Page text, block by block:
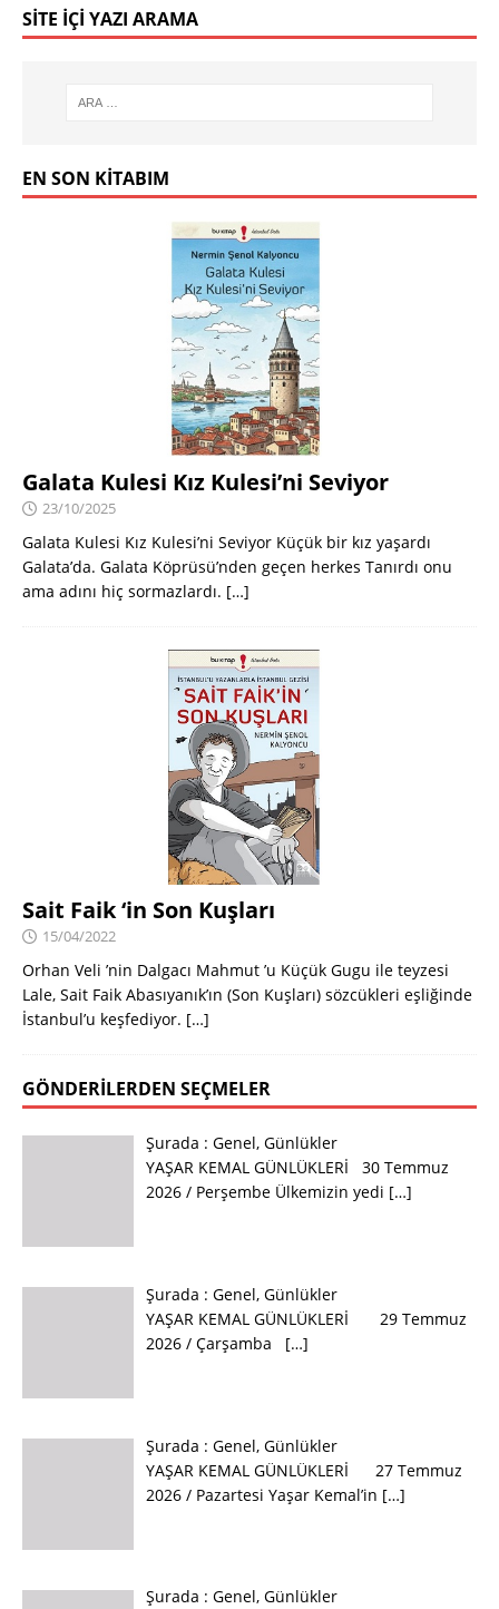
SITE İÇI YAZI ARAMA
EN SON KITABIM
Galata Kulesi Kız Kulesi’ni Seviyor
23/10/2025
Galata Kulesi Kız Kulesi’ni Seviyor Küçük bir kız yaşardı
Galata’da. Galata Köprüsü’nden geçen herkes Tanırdı onu
ama adını hiç sormazlardı. […]
Sait Faik ‘in Son Kuşları
15/04/2022
Orhan Veli ’nin Dalgacı Mahmut ’u Küçük Gugu ile teyzesi
Lale, Sait Faik Abasıyanık’ın (Son Kuşları) sözcükleri eşliğinde
İstanbul’u keşfediyor. […]
GÖNDERILERDEN SEÇMELER
Şurada : Genel, Günlükler
YAŞAR KEMAL GÜNLÜKLERİ 30 Temmuz
2026 / Perşembe Ülkemizin yedi […]
Şurada : Genel, Günlükler
YAŞAR KEMAL GÜNLÜKLERİ 29 Temmuz
2026 / Çarşamba […]
Şurada : Genel, Günlükler
YAŞAR KEMAL GÜNLÜKLERİ 27 Temmuz
2026 / Pazartesi Yaşar Kemal’in […]
Şurada : Genel, Günlükler